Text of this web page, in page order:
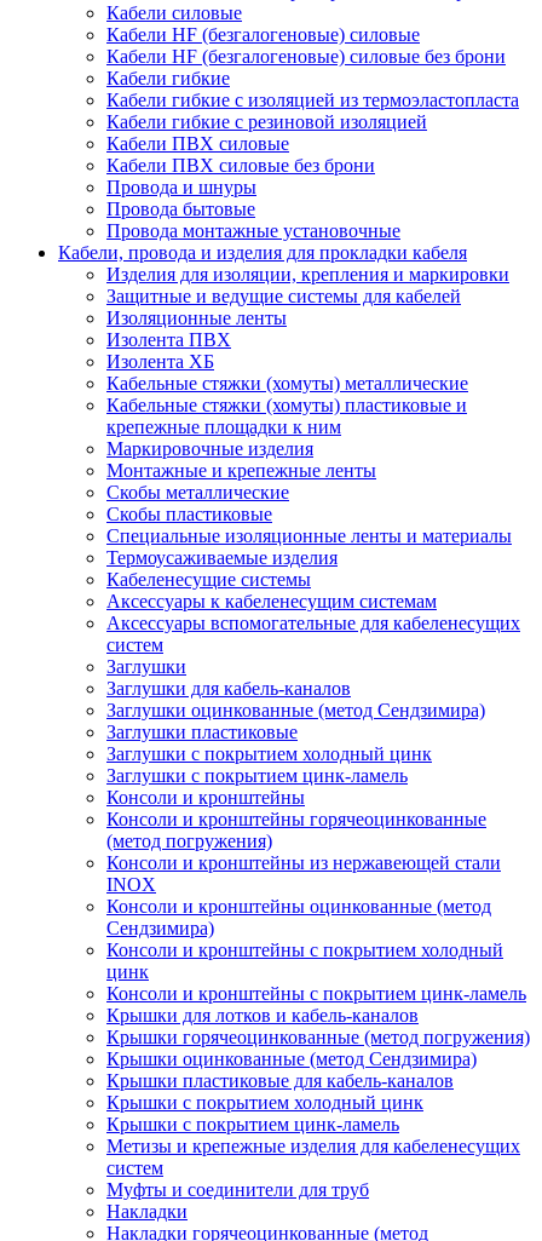
Кабели силовые
Кабели HF (безгалогеновые) силовые
Кабели HF (безгалогеновые) силовые без брони
Кабели гибкие
Кабели гибкие с изоляцией из термоэластопласта
Кабели гибкие с резиновой изоляцией
Кабели ПВХ силовые
Кабели ПВХ силовые без брони
Провода и шнуры
Провода бытовые
Провода монтажные установочные
Кабели, провода и изделия для прокладки кабеля
Изделия для изоляции, крепления и маркировки
Защитные и ведущие системы для кабелей
Изоляционные ленты
Изолента ПВХ
Изолента ХБ
Кабельные стяжки (хомуты) металлические
Кабельные стяжки (хомуты) пластиковые и
крепежные площадки к ним
Маркировочные изделия
Монтажные и крепежные ленты
Скобы металлические
Скобы пластиковые
Специальные изоляционные ленты и материалы
Термоусаживаемые изделия
Кабеленесущие системы
Аксессуары к кабеленесущим системам
Аксессуары вспомогательные для кабеленесущих
систем
Заглушки
Заглушки для кабель-каналов
Заглушки оцинкованные (метод Сендзимира)
Заглушки пластиковые
Заглушки с покрытием холодный цинк
Заглушки с покрытием цинк-ламель
Консоли и кронштейны
Консоли и кронштейны горячеоцинкованные
(метод погружения)
Консоли и кронштейны из нержавеющей стали
INOX
Консоли и кронштейны оцинкованные (метод
Сендзимира)
Консоли и кронштейны с покрытием холодный
цинк
Консоли и кронштейны с покрытием цинк-ламель
Крышки для лотков и кабель-каналов
Крышки горячеоцинкованные (метод погружения)
Крышки оцинкованные (метод Сендзимира)
Крышки пластиковые для кабель-каналов
Крышки с покрытием холодный цинк
Крышки с покрытием цинк-ламель
Метизы и крепежные изделия для кабеленесущих
систем
Муфты и соединители для труб
Накладки
Накладки горячеоцинкованные (метод